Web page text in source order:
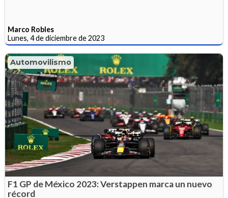
Marco Robles
Lunes, 4 de diciembre de 2023
Automovilismo
F1 GP de México 2023: Verstappen marca un nuevo
récord